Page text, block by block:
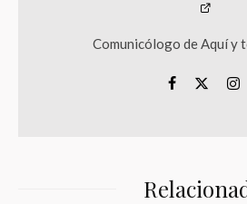
Comunicólogo de Aquí y